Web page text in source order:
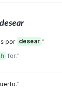
desear
por desear ."
for."